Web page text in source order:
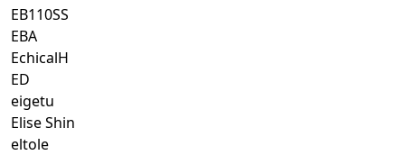
EB110SS
EBA
EchicalH
ED
eigetu
Elise Shin
eltole